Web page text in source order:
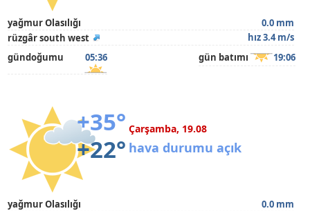
yağmur Olasılığı
0.0 mm
rüzgâr south west
hız 3.4 m/s
gündoğumu
05:36 gün batımı 19:06
+35°
+22°
Çarşamba, 19.08
hava durumu açık
yağmur Olasılığı
0.0 mm